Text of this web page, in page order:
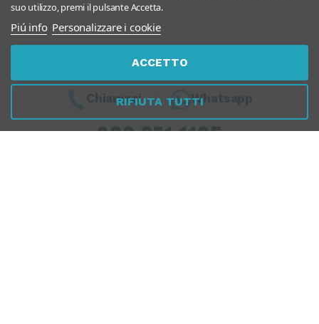
suo utilizzo, premi il pulsante Accetta.
Piú info Personalizzare i cookie
RIFIUTA TUTTI
ACCETTO
Chiamaci Whatsapp